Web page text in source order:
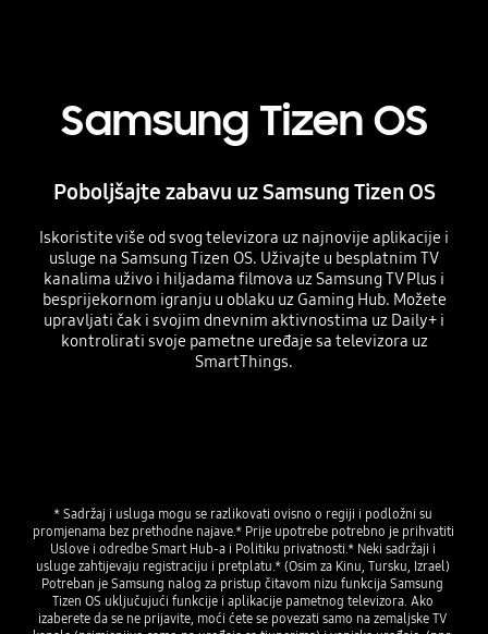
Samsung Tizen OS
Poboljšajte zabavu uz Samsung Tizen OS
Iskoristite više od svog televizora uz najnovije aplikacije i
usluge na Samsung Tizen OS. Uživajte u besplatnim TV
kanalima uživo i hiljadama filmova uz Samsung TV Plus i
besprijekornom igranju u oblaku uz Gaming Hub. Možete
upravljati čak i svojim dnevnim aktivnostima uz Daily+ i
kontrolirati svoje pametne uređaje sa televizora uz
SmartThings.
* Sadržaj i usluga mogu se razlikovati ovisno o regiji i podložni su
promjenama bez prethodne najave.* Prije upotrebe potrebno je prihvatiti
Uslove i odredbe Smart Hub-a i Politiku privatnosti.* Neki sadržaji i
usluge zahtijevaju registraciju i pretplatu.* (Osim za Kinu, Tursku, Izrael)
Potreban je Samsung nalog za pristup čitavom nizu funkcija Samsung
Tizen OS uključujući funkcije i aplikacije pametnog televizora. Ako
izaberete da se ne prijavite, moći ćete se povezati samo na zemaljske TV